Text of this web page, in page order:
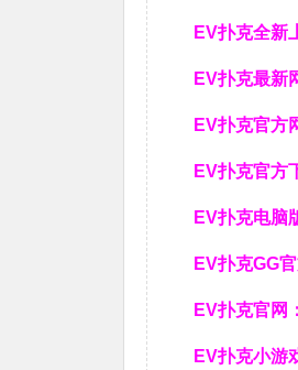
EV扑克全
EV扑克最新
EV扑克官方
EV扑克官方
EV扑克电脑
EV扑克GG官
EV扑克官网：
EV扑克小游